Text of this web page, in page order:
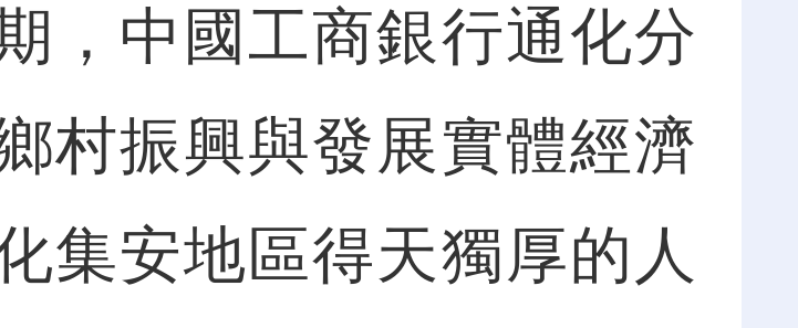
，中國工商銀行通化分
村振興與發展實體經濟
集安地區得天獨厚的人